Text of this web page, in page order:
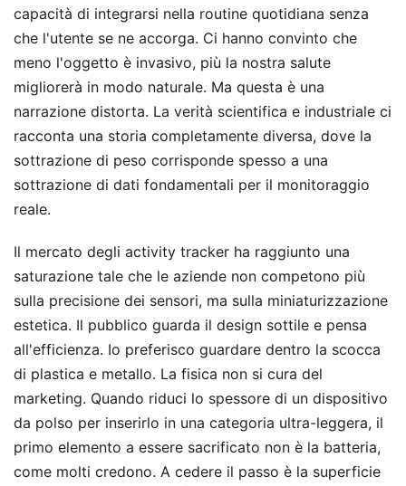
capacità di integrarsi nella routine quotidiana senza
che l'utente se ne accorga. Ci hanno convinto che
meno l'oggetto è invasivo, più la nostra salute
migliorerà in modo naturale. Ma questa è una
narrazione distorta. La verità scientifica e industriale ci
racconta una storia completamente diversa, dove la
sottrazione di peso corrisponde spesso a una
sottrazione di dati fondamentali per il monitoraggio
reale.
Il mercato degli activity tracker ha raggiunto una
saturazione tale che le aziende non competono più
sulla precisione dei sensori, ma sulla miniaturizzazione
estetica. Il pubblico guarda il design sottile e pensa
all'efficienza. Io preferisco guardare dentro la scocca
di plastica e metallo. La fisica non si cura del
marketing. Quando riduci lo spessore di un dispositivo
da polso per inserirlo in una categoria ultra-leggera, il
primo elemento a essere sacrificato non è la batteria,
come molti credono. A cedere il passo è la superficie